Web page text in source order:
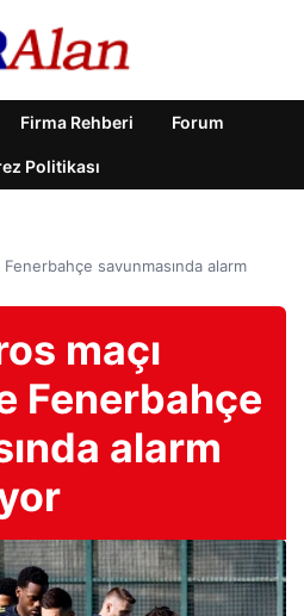
Firma Rehberi Forum
Politikası
savunmasında alarm
maçı
Fenerbahçe
alarm